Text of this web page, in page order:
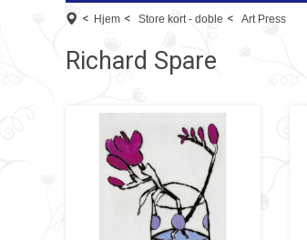
< Hjem < Store kort - doble < Art Press
Richard Spare